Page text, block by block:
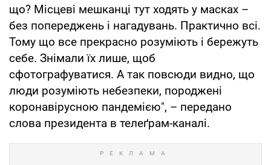
що? Місцеві мешканці тут ходять у масках –
без попереджень і нагадувань. Практично всі.
Тому що все прекрасно розуміють і бережуть
себе. Знімали їх лише, щоб
сфотографуватися. А так повсюди видно, що
люди розуміють небезпеки, породжені
коронавірусною пандемією", – передано
слова президента в телеґрам-каналі.